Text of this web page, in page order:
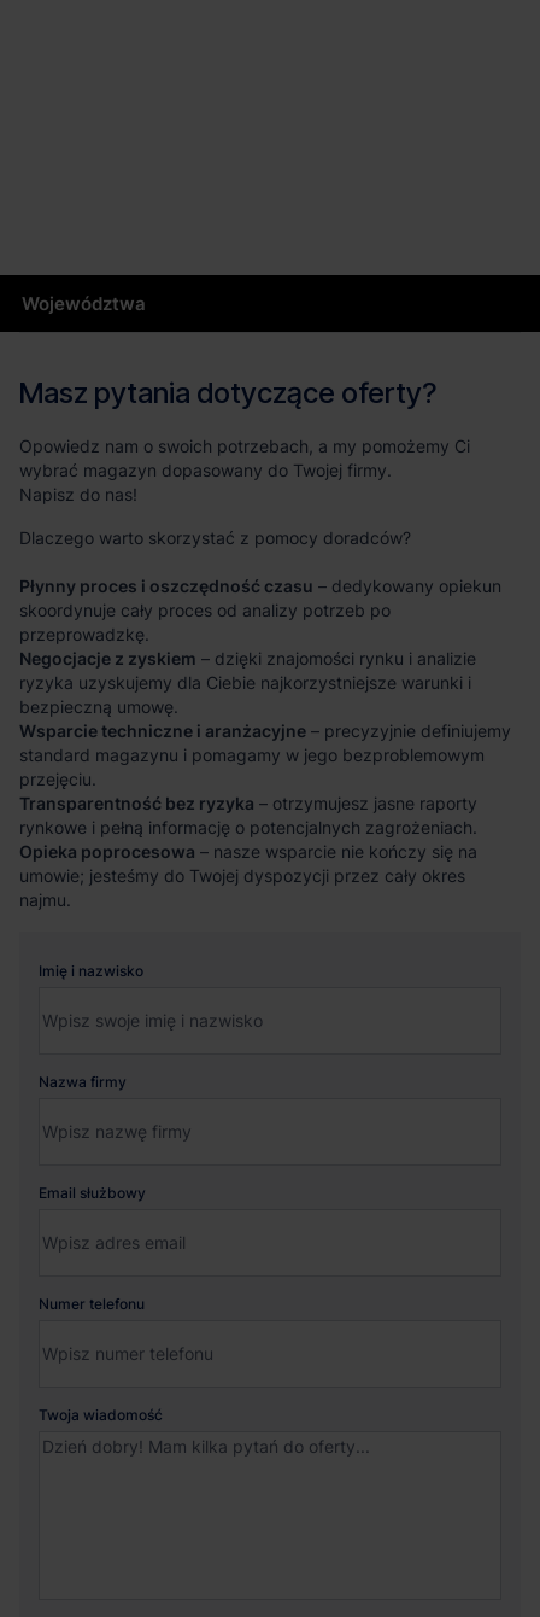
Województwa
Masz pytania dotyczące oferty?
Opowiedz nam o swoich potrzebach, a my pomożemy Ci
wybrać magazyn dopasowany do Twojej firmy.
Napisz do nas!
Dlaczego warto skorzystać z pomocy doradców?
Płynny proces i oszczędność czasu – dedykowany opiekun
skoordynuje cały proces od analizy potrzeb po
przeprowadzkę.
Negocjacje z zyskiem – dzięki znajomości rynku i analizie
ryzyka uzyskujemy dla Ciebie najkorzystniejsze warunki i
bezpieczną umowę.
Wsparcie techniczne i aranżacyjne – precyzyjnie definiujemy
standard magazynu i pomagamy w jego bezproblemowym
przejęciu.
Transparentność bez ryzyka – otrzymujesz jasne raporty
rynkowe i pełną informację o potencjalnych zagrożeniach.
Opieka poprocesowa – nasze wsparcie nie kończy się na
umowie; jesteśmy do Twojej dyspozycji przez cały okres
najmu.
Imię i nazwisko
Nazwa firmy
Email służbowy
Numer telefonu
Twoja wiadomość